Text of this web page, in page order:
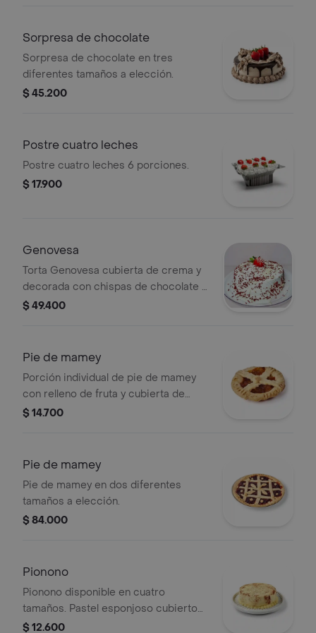
Sorpresa de chocolate
Sorpresa de chocolate en tres
diferentes tamaños a elección.
$ 45.200
Postre cuatro leches
Postre cuatro leches 6 porciones.
$ 17.900
Genovesa
Torta Genovesa cubierta de crema y
decorada con chispas de chocolate y
una fresa. Disponible en dos tamaños.
$ 49.400
Pie de mamey
Porción individual de pie de mamey
con relleno de fruta y cubierta de
masa crujiente.
$ 14.700
Pie de mamey
Pie de mamey en dos diferentes
tamaños a elección.
$ 84.000
Pionono
Pionono disponible en cuatro
tamaños. Pastel esponjoso cubierto
con crema y canela.
$ 12.600